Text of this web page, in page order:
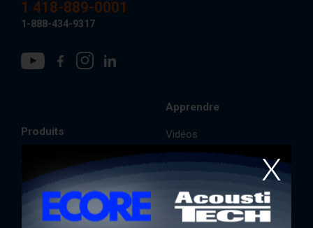
1 418-889-0001
1-888-434-9317
Produits
AcoustiTECH
Soprema
Fermacell
PAC International
Apprendre
Vidéos
FAQ
Lexique
Blogues